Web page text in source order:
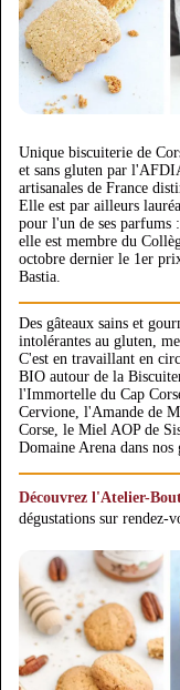
Unique biscuiterie de
et sans gluten par
artisanales de France
Elle est par ailleurs
pour l'un de ses parfums
elle est membre du
octobre dernier le 1er
Bastia.
Des gâteaux sains et
intolérantes au gluten,
C'est en travaillant en
BIO autour de la
l'Immortelle du Cap
Cervione, l'Amande de
Corse, le Miel AOP de
Domaine Arena dans nos
Découvrez l'Atelier-
dégustations sur rendez-